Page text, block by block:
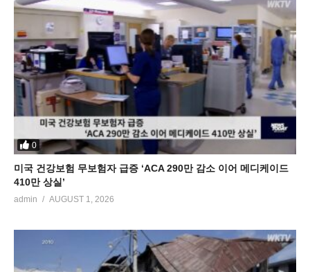
0
미국 건강보험 무보험자 급증 ‘ACA 290만 감소 이어 메디케이드
410만 상실’
admin AUGUST 1, 2026